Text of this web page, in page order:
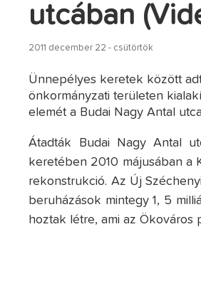
utcában
2011 december 22 - csütörtök
Ünnepélyes keretek között
önkormányzati területen
elemét a Budai Nagy Antal
Átadták Budai Nagy Antal
keretében 2010 májusában a
rekonstrukció. Az Új
beruházások mintegy 1, 5
hoztak létre, ami az Ökováros